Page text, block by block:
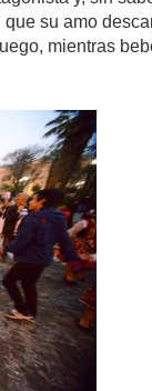
su amo
mientras